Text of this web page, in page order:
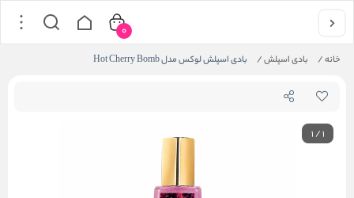
خانه/ بادی اسپلش/ بادی اسپلش لوکس مدل Hot Cherry Bomb
0
1/1